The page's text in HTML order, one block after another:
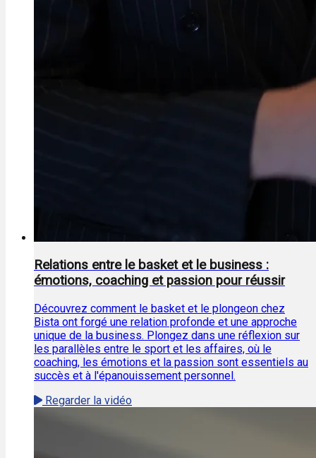
Relations entre le basket et le business :
émotions, coaching et passion pour réussir
Découvrez comment le basket et le plongeon chez
Bista ont forgé une relation profonde et une approche
unique de la business. Plongez dans une réflexion sur
les parallèles entre le sport et les affaires, où le
coaching, les émotions et la passion sont essentiels au
succès et à l'épanouissement personnel.
Regarder la vidéo